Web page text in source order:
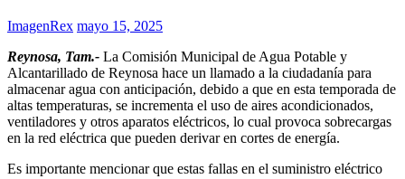
ImagenRex mayo 15, 2025
Reynosa, Tam.- La Comisión Municipal de Agua Potable y
Alcantarillado de Reynosa hace un llamado a la ciudadanía para
almacenar agua con anticipación, debido a que en esta temporada de
altas temperaturas, se incrementa el uso de aires acondicionados,
ventiladores y otros aparatos eléctricos, lo cual provoca sobrecargas
en la red eléctrica que pueden derivar en cortes de energía.
Es importante mencionar que estas fallas en el suministro eléctrico